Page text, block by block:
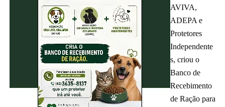
AVIVA,
ADEPA e
Protetores
Independente
s, criou o
Banco de
Recebimento
de Ração para